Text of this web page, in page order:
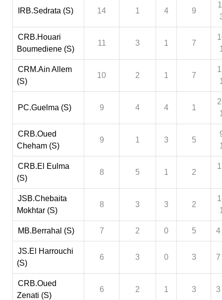
IRB.Sedrata (S) 14 1 4 9
CRB.Houari
Boumediene (S)
11 3 1 7
CRM.Ain Allem
(S)
10 2 1 7
PC.Guelma (S) 9 4 4 1
CRB.Oued
Cheham (S)
9 1 3 5
CRB.El Eulma
(S)
8 5 1 2
JSB.Chebaita
Mokhtar (S)
8 3 3 2
MB.Berrahal (S) 7 2 0 5 4
JS.El Harrouchi
(S)
6 3 0 3 7
CRB.Oued
Zenati (S)
6 2 1 3 3